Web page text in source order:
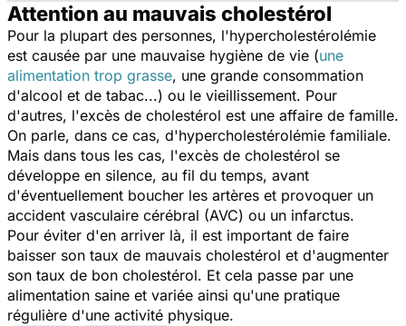
Attention au mauvais cholestérol
Pour la plupart des personnes, l'hypercholestérolémie
est causée par une mauvaise hygiène de vie (une
alimentation trop grasse, une grande consommation
d'alcool et de tabac...) ou le vieillissement. Pour
d'autres, l'excès de cholestérol est une affaire de famille.
On parle, dans ce cas, d'hypercholestérolémie familiale.
Mais dans tous les cas, l'excès de cholestérol se
développe en silence, au fil du temps, avant
d'éventuellement boucher les artères et provoquer un
accident vasculaire cérébral (AVC) ou un infarctus.
Pour éviter d'en arriver là, il est important de faire
baisser son taux de mauvais cholestérol et d'augmenter
son taux de bon cholestérol. Et cela passe par une
alimentation saine et variée ainsi qu'une pratique
régulière d'une activité physique.